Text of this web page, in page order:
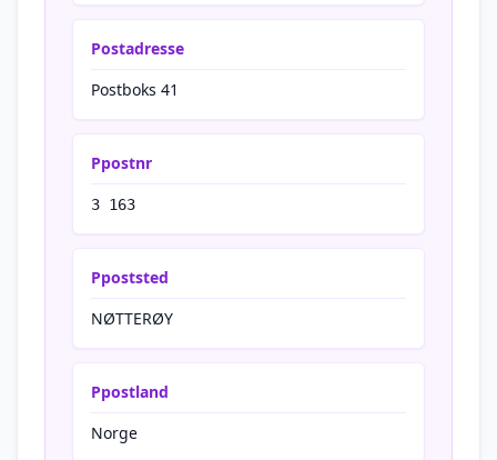
Postadresse
Postboks 41
Ppostnr
3 163
Ppoststed
NØTTERØY
Ppostland
Norge